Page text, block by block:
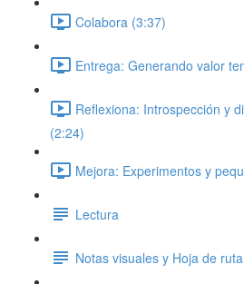
Colabora (3:37)
Entrega: Generando valor
Reflexiona: Introspección y
(2:24)
Mejora: Experimentos y
Lectura
Notas visuales y Hoja de ruta